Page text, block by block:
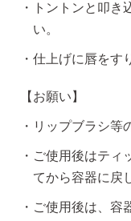
トントンと叩き
い。
仕上げに唇をす
【お願い】
リップブラシ等
ご使用後はティ
てから容器に戻
ご使用後は、容